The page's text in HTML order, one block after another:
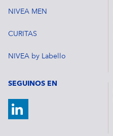
NIVEA MEN
CURITAS
NIVEA by Labello
SEGUINOS EN